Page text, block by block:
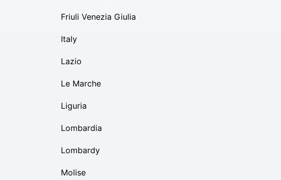
Friuli Venezia Giulia
Italy
Lazio
Le Marche
Liguria
Lombardia
Lombardy
Molise